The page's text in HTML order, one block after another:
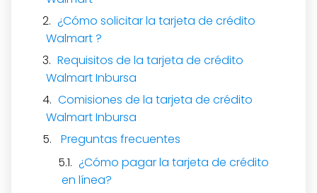
¿Cómo solicitar la tarjeta de crédito
Walmart ?
Requisitos de la tarjeta de crédito
Walmart Inbursa
Comisiones de la tarjeta de crédito
Walmart Inbursa
Preguntas frecuentes
¿Cómo pagar la tarjeta de crédito
en línea?